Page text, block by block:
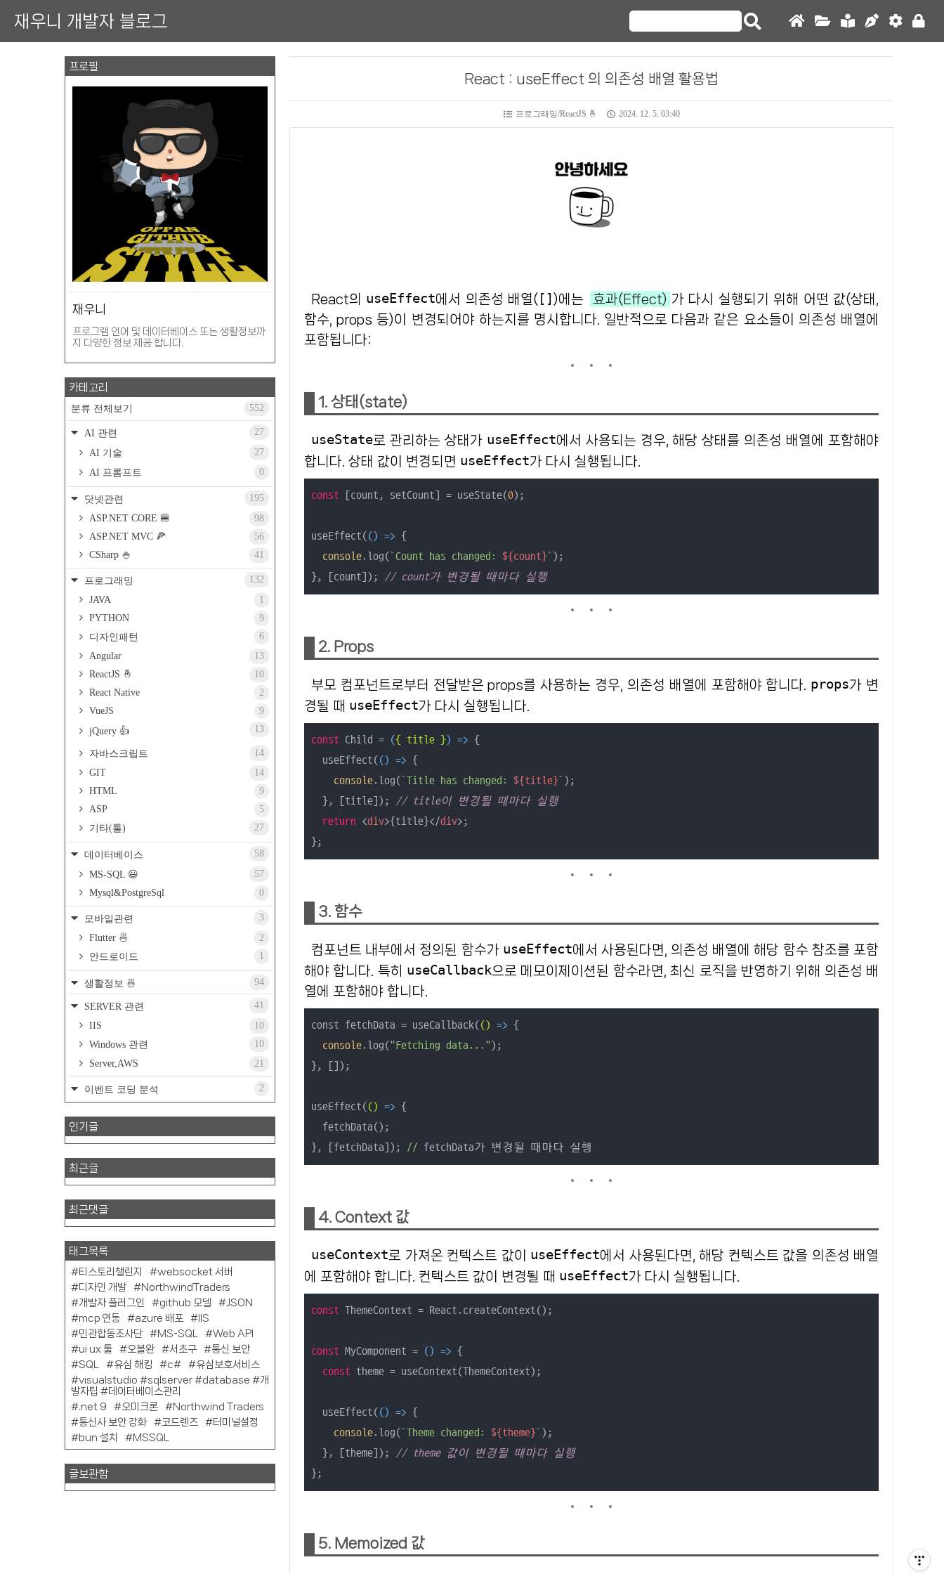
재우니 개발자 블로그
React : useEffect 의 의존성 배열 활용법
프로그래밍/ReactJS 🤞 2024. 12. 5. 03:40
React의 useEffect에서 의존성 배열( [])에는 효과(Effect) 가 다시 실행되기 위해 어떤 값(상태,
함수, props 등)이 변경되어야 하는지를 명시합니다. 일반적으로 다음과 같은 요소들이 의존성 배열에
포함됩니다:
1. 상태(state)
useState로 관리하는 상태가 useEffect에서 사용되는 경우, 해당 상태를 의존성 배열에 포함해야
합니다. 상태 값이 변경되면 useEffect가 다시 실행됩니다.
const [count, setCount] = useState(0);
useEffect(() => {
console.log(`Count has changed: ${count}` );
}, [count]); // count가 변경될 때마다 실행
2. Props
부모 컴포넌트로부터 전달받은 props를 사용하는 경우, 의존성 배열에 포함해야 합니다. props가 변
경될 때 useEffect가 다시 실행됩니다.
const Child = ({ title }) => {
  useEffect(
() => {
console.log(`Title has changed: ${title}` );
  }, [title]);
// title이 변경될 때마다 실행
return <div>{title}</div> ;
};
3. 함수
컴포넌트 내부에서 정의된 함수가 useEffect에서 사용된다면, 의존성 배열에 해당 함수 참조를 포함
해야 합니다. 특히 useCallback으로 메모이제이션된 함수라면, 최신 로직을 반영하기 위해 의존성 배
열에 포함해야 합니다.
const fetchData = useCallback(() => {
console.log("Fetching data...");
}, []);
useEffect(() => {
}, [fetchData]); // fetchData가 변경될 때마다 실행
4. Context 값
useContext로 가져온 컨텍스트 값이 useEffect에서 사용된다면, 해당 컨텍스트 값을 의존성 배열
에 포함해야 합니다. 컨텍스트 값이 변경될 때 useEffect가 다시 실행됩니다.
const ThemeContext = React.createContext();
const MyComponent = () => {
const theme = useContext(ThemeContext);
  useEffect(
() => {
console.log(`Theme changed: ${theme}` );
  }, [theme]);
// theme 값이 변경될 때마다 실행
};
5. Memoized 값
프로필
재우니
프로그램 언어 및 데이터베이스 또는 생활정보까
지 다양한 정보 제공 합니다.
카테고리
분류 전체보기 552
AI 관련
27
AI 기술
27
AI 프롬프트
0
닷넷관련
195
ASP.NET CORE 🍔
98
ASP.NET MVC 🍕
56
CSharp 🍚
41
프로그래밍
132
JAVA
1
PYTHON
9
디자인패턴
6
Angular
13
ReactJS 🤞
10
React Native
2
VueJS
9
jQuery 👍
13
자바스크립트
14
GIT
14
HTML
9
ASP
5
기타(툴)
27
데이터베이스
58
MS-SQL 😃
57
Mysql&PostgreSql
0
모바일관련
3
Flutter 🍜
2
안드로이드
1
생활정보 🍜 94
SERVER 관련
41
IIS
10
Windows 관련
10
Server,AWS
21
이벤트 코딩 분석 2
인기글
최근글
최근댓글
태그목록
티스토리챌린지
websocket 서버
디자인 개발
NorthwindTraders
개발자 플러그인
github 모델
JSON
mcp 연동
azure 배포
IIS
민관합동조사단
MS-SQL
Web API
ui ux 툴
오블완 서초구
통신 보안
SQL
유심 해킹 c#
유심보호서비스
visualstudio #sqlserver #database #개
발자팁 #데이터베이스관리
.net 9
오미크론
Northwind Traders
통신사 보안 강화
코드렌즈
터미널설정
bun 설치
MSSQL
글보관함